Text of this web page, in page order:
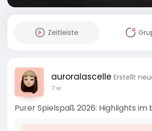
Zeitleiste
auroralascelle Erstellt
7 w
Purer Spielspaß 2026: Highlights